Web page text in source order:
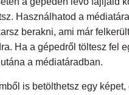
Használhatod a
berakni, ami már
Ha a gépedről töltesz fel
a médiatáradban.
is betölthetsz egy képet,